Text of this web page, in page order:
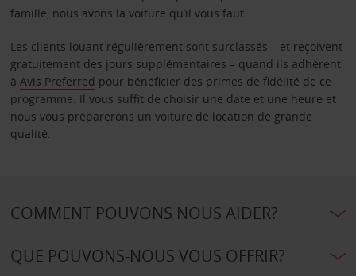
famille, nous avons la voiture qu’il vous faut.
Les clients louant régulièrement sont surclassés – et reçoivent
gratuitement des jours supplémentaires – quand ils adhèrent
à Avis Preferred pour bénéficier des primes de fidélité de ce
programme. Il vous suffit de choisir une date et une heure et
nous vous préparerons un voiture de location de grande
qualité.
COMMENT POUVONS NOUS AIDER?
QUE POUVONS-NOUS VOUS OFFRIR?